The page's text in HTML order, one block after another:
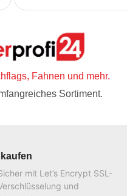
Fahnen und mehr.
Sortiment.
mit Let’s Encrypt SSL-
und